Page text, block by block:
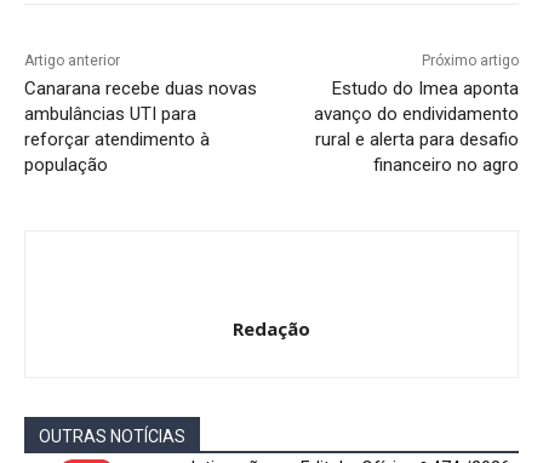
Artigo anterior
Canarana recebe duas novas
ambulâncias UTI para
reforçar atendimento à
população
Próximo artigo
Estudo do Imea aponta
avanço do endividamento
rural e alerta para desafio
financeiro no agro
Redação
OUTRAS NOTÍCIAS